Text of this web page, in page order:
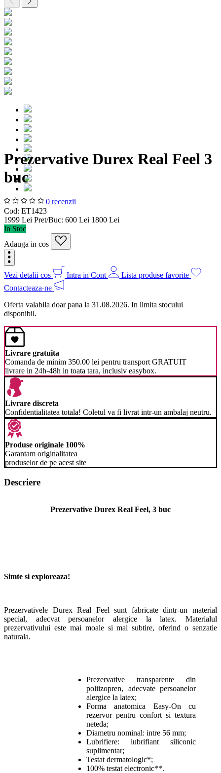
Prezervative Durex Real Feel 3
buc
0 recenzii
Cod: ET1423
1999 Lei Pret/Buc: 600 Lei 1800 Lei
In Stoc
Adauga in cos
Vezi detalii cos Intra in Cont
Lista produse favorite
Contacteaza-ne
Oferta valabila doar pana la 31.08.2026. In limita stocului
disponibil.
Livrare gratuita
Comanda de minim 350.00 lei pentru transport GRATUIT
livrare in 24h-48h in toata tara, inclusiv easybox.
Livrare discreta
Confidentialitatea totala! Coletul va fi livrat intr-un ambalaj neutru.
Produse originale 100%
Garantam originalitatea
produselor de pe acest site
Descriere
Prezervative Durex Real Feel, 3 buc
Simte si exploreaza!
Prezervativele Durex Real Feel sunt fabricate dintr-un material
special, adecvat persoanelor alergice la latex. Materialul
prezervativului este mai moale si mai subtire, oferind o senzatie
naturala.
Prezervative transparente din
poliizopren, adecvate persoanelor
alergice la latex;
Forma anatomica Easy-On cu
rezervor pentru confort si textura
neteda;
Diametru nominal: intre 56 mm;
Lubrifiere: lubrifiant siliconic
suplimentar;
Testat dermatologic*;
100% testat electronic**.